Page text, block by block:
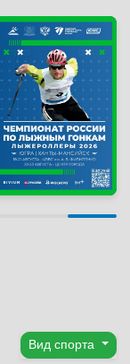
Вид спорта